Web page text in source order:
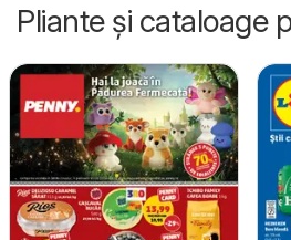
Pliante și cataloage